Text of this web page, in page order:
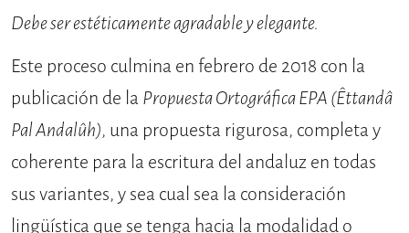
Debe ser estéticamente agradable y elegante.
Este proceso culmina en fe­brero de 2018 con la
publicación de laPropuesta OrtográficaEPA(Êttandâ
Pal Andalûh), una propuesta rigurosa, com­pleta y
coherente para la escritura del andaluz en todas
sus variantes, y sea cual sea la consideración
lingüística que se tenga hacia la modalidad o